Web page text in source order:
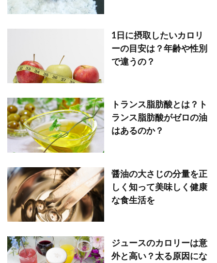
1日に摂取したいカロリ
ーの目安は？年齢や性別
で違うの？
トランス脂肪酸とは？ト
ランス脂肪酸がゼロの油
はあるのか？
醤油の大さじの分量を正
しく知って美味しく健康
な食生活を
ジュースのカロリーは意
外と高い？太る原因にな